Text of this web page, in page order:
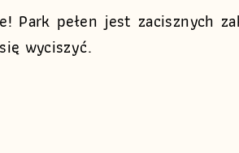
Park pełen jest zacisznych
wyciszyć.